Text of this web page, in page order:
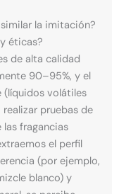
la imitación?
éticas?
de alta calidad
90–95%, y el
(líquidos volátiles
pruebas de
fragancias
el perfil
(por ejemplo,
blanco) y